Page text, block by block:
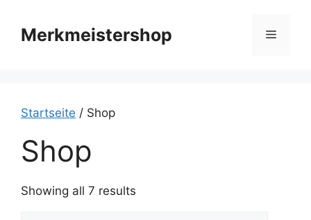
Inhalt
springenMerkmeistershop Menü
Startseite / Shop
Shop
Showing all 7 results